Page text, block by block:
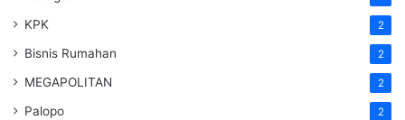
KPK 2
Bisnis Rumahan 2
MEGAPOLITAN 2
Palopo 2